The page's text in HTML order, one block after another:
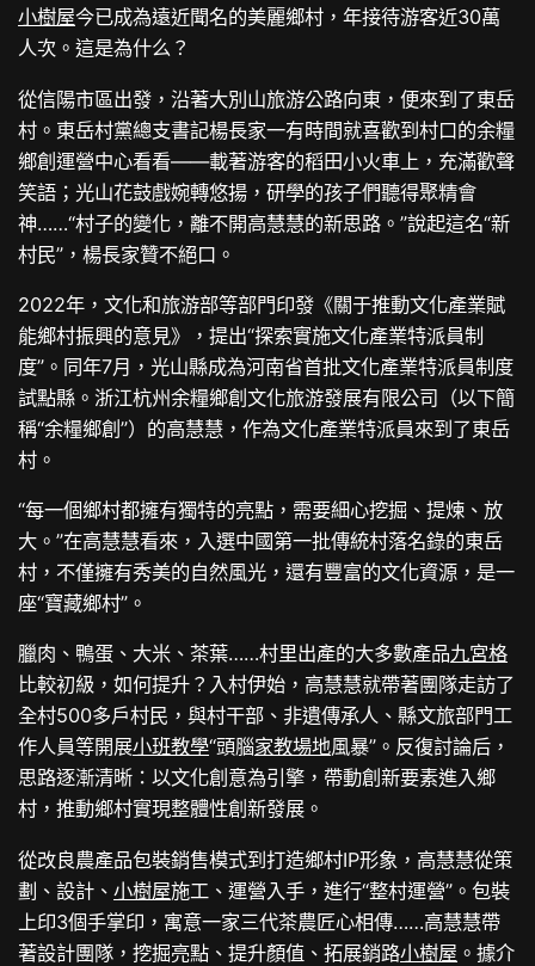
小樹屋今已成為遠近聞名的美麗鄉村，年接待游客近30萬
人次。這是為什么？
從信陽市區出發，沿著大別山旅游公路向東，便來到了東岳
村。東岳村黨總支書記楊長家一有時間就喜歡到村口的余糧
鄉創運營中心看看——載著游客的稻田小火車上，充滿歡聲
笑語；光山花鼓戲婉轉悠揚，研學的孩子們聽得聚精會
神……“村子的變化，離不開高慧慧的新思路。”說起這名“新
村民”，楊長家贊不絕口。
2022年，文化和旅游部等部門印發《關于推動文化產業賦
能鄉村振興的意見》，提出“探索實施文化產業特派員制
度”。同年7月，光山縣成為河南省首批文化產業特派員制度
試點縣。浙江杭州余糧鄉創文化旅游發展有限公司（以下簡
稱“余糧鄉創”）的高慧慧，作為文化產業特派員來到了東岳
村。
“每一個鄉村都擁有獨特的亮點，需要細心挖掘、提煉、放
大。”在高慧慧看來，入選中國第一批傳統村落名錄的東岳
村，不僅擁有秀美的自然風光，還有豐富的文化資源，是一
座“寶藏鄉村”。
臘肉、鴨蛋、大米、茶葉……村里出產的大多數產品九宮格
比較初級，如何提升？入村伊始，高慧慧就帶著團隊走訪了
全村500多戶村民，與村干部、非遺傳承人、縣文旅部門工
作人員等開展小班教學“頭腦家教場地風暴”。反復討論后，
思路逐漸清晰：以文化創意為引擎，帶動創新要素進入鄉
村，推動鄉村實現整體性創新發展。
從改良農產品包裝銷售模式到打造鄉村IP形象，高慧慧從策
劃、設計、小樹屋施工、運營入手，進行“整村運營”。包裝
上印3個手掌印，寓意一家三代茶農匠心相傳……高慧慧帶
著設計團隊，挖掘亮點、提升顏值、拓展銷路小樹屋 。據介